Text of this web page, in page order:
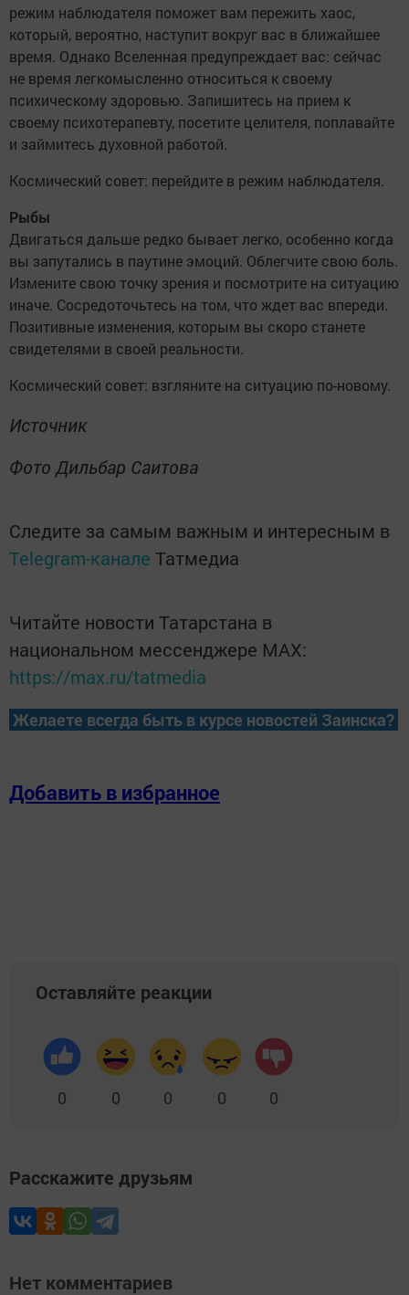
режим наблюдателя поможет вам пережить хаос,
который, вероятно, наступит вокруг вас в ближайшее
время. Однако Вселенная предупреждает вас: сейчас
не время легкомысленно относиться к своему
психическому здоровью. Запишитесь на прием к
своему психотерапевту, посетите целителя, поплавайте
и займитесь духовной работой.
Космический совет: перейдите в режим наблюдателя.
Рыбы
Двигаться дальше редко бывает легко, особенно когда
вы запутались в паутине эмоций. Облегчите свою боль.
Измените свою точку зрения и посмотрите на ситуацию
иначе. Сосредоточьтесь на том, что ждет вас впереди.
Позитивные изменения, которым вы скоро станете
свидетелями в своей реальности.
Космический совет: взгляните на ситуацию по-новому.
Источник
Фото Дильбар Саитова
Следите за самым важным и интересным в
Telegram-канале Татмедиа
Читайте новости Татарстана в
национальном мессенджере MАХ:
https://max.ru/tatmedia
Желаете всегда быть в курсе новостей Заинска?
Добавить в избранное
Оставляйте реакции
0 0 0 0 0
Расскажите друзьям
Нет комментариев